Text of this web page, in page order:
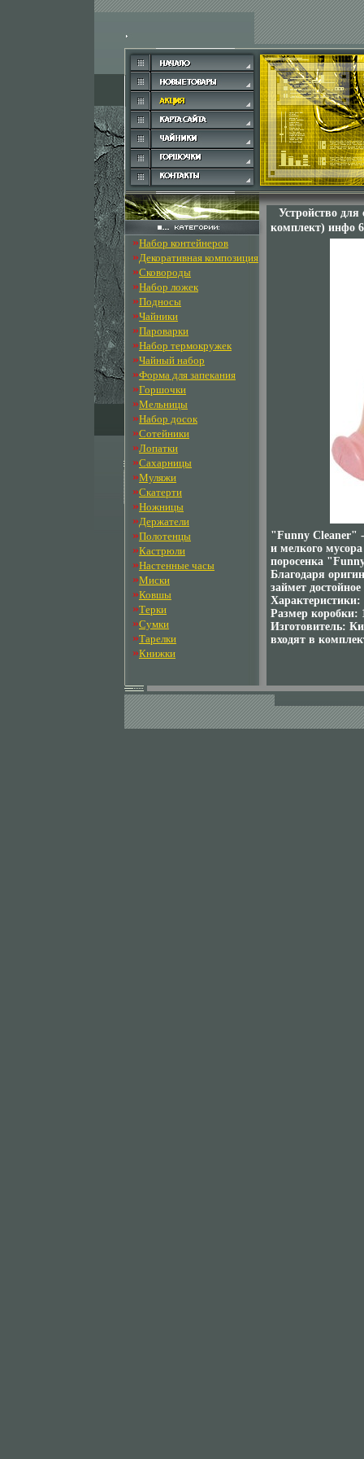
»Набор контейнеров
»Декоративная композиция
»Сковороды
»Набор ложек
»Подносы
»Чайники
»Пароварки
»Набор термокружек
»Чайный набор
»Форма для запекания
»Горшочки
»Мельницы
»Набор досок
»Сотейники
»Лопатки
»Сахарницы
»Муляжи
»Скатерти
»Ножницы
»Держатели
»Полотенцы
»Кастрюли
»Настенные часы
»Миски
»Ковшы
»Терки
»Сумки
»Тарелки
»Книжки
Устройство
комплект) инфо
"Funny Cleaner"
и мелкого
поросенка
Благодаря
займет
Размер коробки:
Изготовитель:
входят в